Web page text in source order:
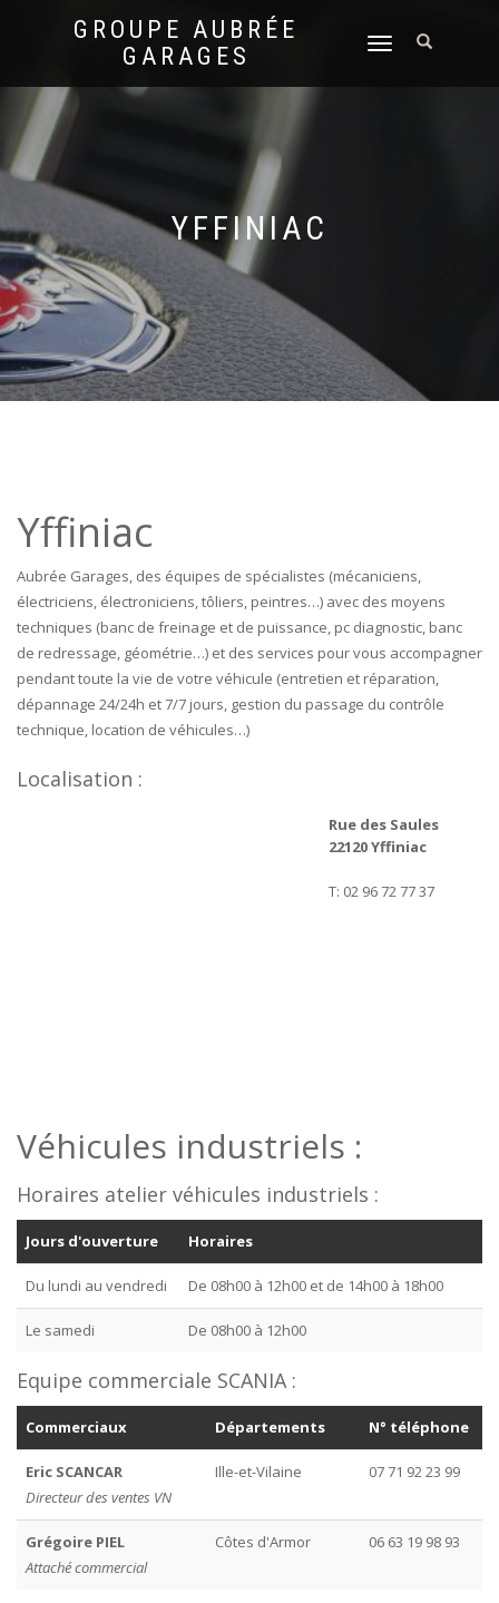
GROUPE AUBRÉE
GARAGES
DÉPLIER
YFFINIAC
Yffiniac
Aubrée Garages, des équipes de spécialistes (mécaniciens,
électriciens, électroniciens, tôliers, peintres…) avec des moyens
techniques (banc de freinage et de puissance, pc diagnostic, banc
de redressage, géométrie…) et des services pour vous accompagner
pendant toute la vie de votre véhicule (entretien et réparation,
dépannage 24/24h et 7/7 jours, gestion du passage du contrôle
technique, location de véhicules…)
Localisation :
Rue des Saules
22120 Yffiniac
T: 02 96 72 77 37
Véhicules industriels :
Horaires atelier véhicules industriels :
Jours d'ouverture Horaires
Du lundi au vendredi De 08h00 à 12h00 et de 14h00 à 18h00
Le samedi De 08h00 à 12h00
Equipe commerciale SCANIA :
Commerciaux Départements N° téléphone
Eric SCANCAR
Directeur des ventes VN
Ille-et-Vilaine 07 71 92 23 99
Grégoire PIEL
Attaché commercial
Côtes d'Armor 06 63 19 98 93